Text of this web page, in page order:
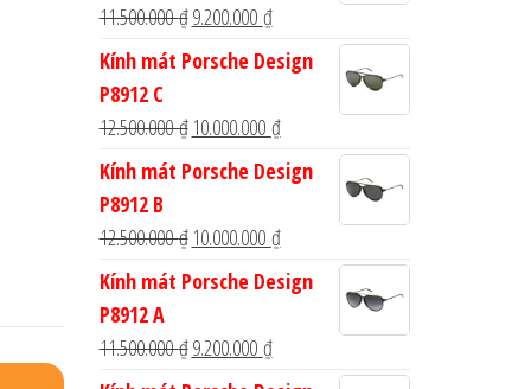
11.500.000₫Giá
gốc
11.500.000 ₫.
9.200.000 ₫Giá
hiện
là:
9.200.000 ₫.
Kính mát Porsche Design
P8912 C
12.500.000₫ Giá
gốc
12.500.000 ₫.
10.000.000 ₫Giá
hiện
tại
là:
10.000.000 ₫.
Kính mát Porsche Design
P8912 B
12.500.000₫ Giá
gốc
12.500.000 ₫.
10.000.000 ₫Giá
hiện
tại
10.000.000 ₫.
Kính mát Porsche Design
P8912 A
11.500.000₫Giá
gốc
9.200.000 ₫Giá
hiện